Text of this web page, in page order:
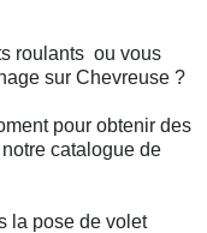
roulants ou vous
sur Chevreuse ?
pour obtenir des
catalogue de
la pose de volet